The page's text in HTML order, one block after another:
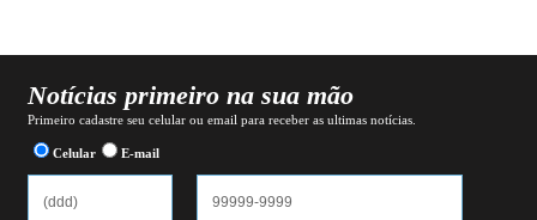
Notícias primeiro na sua mão
Primeiro cadastre seu celular ou email para receber as ultimas notícias.
Celular E-mail